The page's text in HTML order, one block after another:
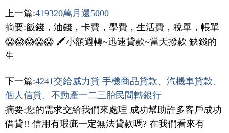
上一篇:419320萬月還5000
摘要:飯錢，油錢，卡費，學費，生活費，稅單，帳單
😱😱😱😱😱 🖍小額週轉~迅速貸款~當天撥款 缺錢的
生
下一篇:4241交給威力貸 手機商品貸款、汽機車貸款、
個人信貸、不動產一二三胎民間轉銀行
摘要:您的需求交給我們來處理 成功幫助許多客戶成功
借貸!! 信用有瑕疵一定無法貸款嗎? 在我們看來有